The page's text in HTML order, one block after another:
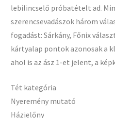
lebilincselő próbatételt ad.
szerencsevadászok három
fogadást: Sárkány, Főnix
kártyalap pontok azonosak a
ahol is az ász 1-et jelent, a
Tét kategória
Nyeremény mutató
Házielőny